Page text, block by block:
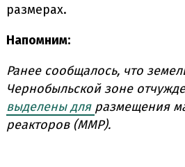
размерах.
Напомним:
Ранее сообщалось, что
Чернобыльской зоне
выделены для размещения
реакторов (ММР).